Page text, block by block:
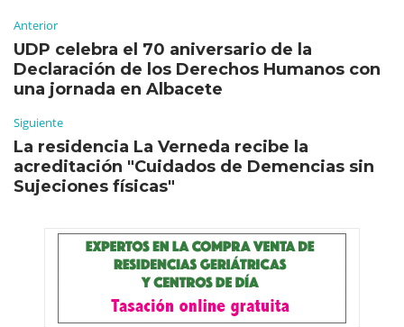
Anterior
UDP celebra el 70 aniversario de la
Declaración de los Derechos Humanos con
una jornada en Albacete
Siguiente
La residencia La Verneda recibe la
acreditación "Cuidados de Demencias sin
Sujeciones físicas"